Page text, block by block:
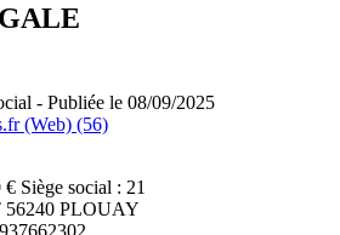
- Publiée le 08/09/2025
(Web) (56)
Siège social : 21
PLOUAY